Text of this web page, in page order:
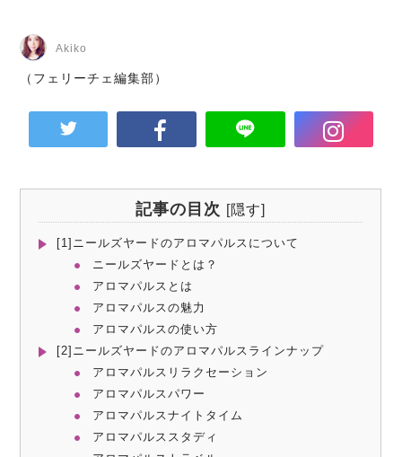
Akiko
（フェリーチェ編集部）
記事の目次 [隠す]
[1]ニールズヤードのアロマパルスについて
ニールズヤードとは？
アロマパルスとは
アロマパルスの魅力
アロマパルスの使い方
[2]ニールズヤードのアロマパルスラインナップ
アロマパルスリラクセーション
アロマパルスパワー
アロマパルスナイトタイム
アロマパルススタディ